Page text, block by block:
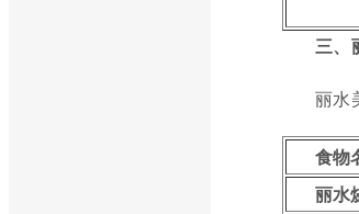
三、
丽水
食物
丽水